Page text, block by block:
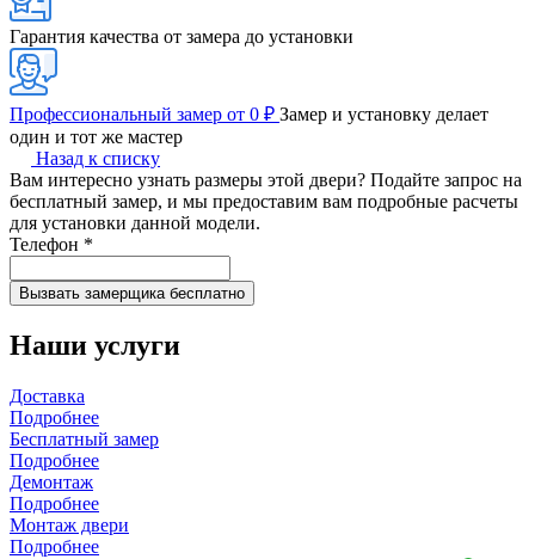
Гарантия качества от замера до установки
Профессиональный замер от 0 ₽ Замер и установку делает
один и тот же мастер
Назад к списку
Вам интересно узнать размеры этой двери? Подайте запрос на
бесплатный замер, и мы предоставим вам подробные расчеты
для установки данной модели.
Телефон *
Наши услуги
Доставка
Подробнее
Бесплатный замер
Подробнее
Демонтаж
Подробнее
Монтаж двери
Подробнее